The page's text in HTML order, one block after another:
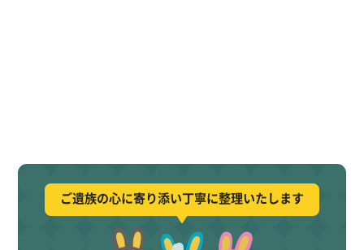
ご遺族の心に寄り添い丁寧に整理いたします